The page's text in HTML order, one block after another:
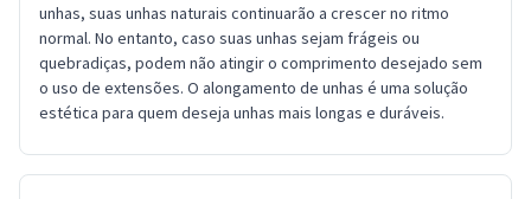
unhas, suas unhas naturais continuarão a crescer no ritmo
normal. No entanto, caso suas unhas sejam frágeis ou
quebradiças, podem não atingir o comprimento desejado sem
o uso de extensões. O alongamento de unhas é uma solução
estética para quem deseja unhas mais longas e duráveis.